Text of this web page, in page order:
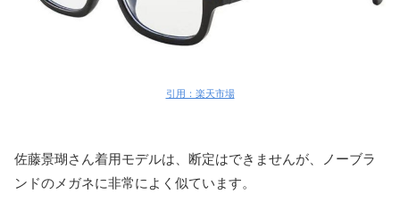
引用：楽天市場
佐藤景瑚さん着用モデルは、断定はできませんが、ノーブラ
ンドのメガネに非常によく似ています。